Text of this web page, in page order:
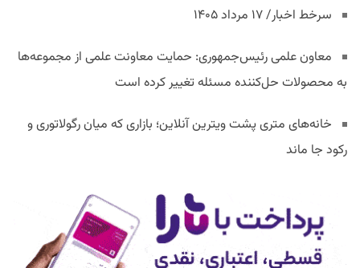
سرخط اخبار/ ۱۷ مرداد ۱۴۰۵
معاون علمی رئیس‌جمهوری: حمایت معاونت علمی از مجموعه‌ها
به محصولات حل‌کننده مسئله تغییر کرده است
خانه‌های متری پشت ویترین آنلاین؛ بازاری که میان رگولاتوری و
رکود جا ماند